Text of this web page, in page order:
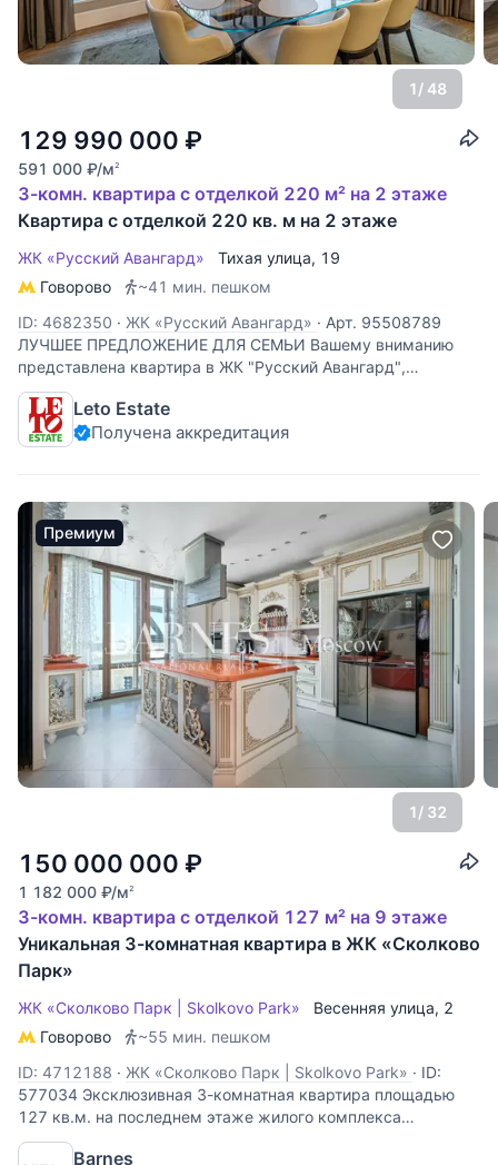
1/ 48
129 990 000 ₽
591 000 ₽/м2
3-комн. квартира с отделкой 220 м² на 2 этаже
Квартира с отделкой 220 кв. м на 2 этаже
ЖК «Русский Авангард» Тихая улица, 19
Говорово
~41 мин. пешком
ID: 4682350 · ЖК «Русский Авангард» · Арт. 95508789
ЛУЧШЕЕ ПРЕДЛОЖЕНИЕ ДЛЯ СЕМЬИ Вашему вниманию
представлена квартира в ЖК "Русский Авангард",
расположенная в 3 км от МКАД, расположен между
Минским и Боровским шоссе. Квартира выполнена в
светлых тонах, что добавляет больше простора
Leto Estate
Получена аккредитация
Премиум
1/ 32
150 000 000 ₽
1 182 000 ₽/м2
3-комн. квартира с отделкой 127 м² на 9 этаже
Уникальная 3-комнатная квартира в ЖК «Сколково
Парк»
ЖК «Сколково Парк | Skolkovo Park» Весенняя улица, 2
Говорово
~55 мин. пешком
ID: 4712188 · ЖК «Сколково Парк | Skolkovo Park» · ID:
577034 Эксклюзивная 3-комнатная квартира площадью
127 кв.м. на последнем этаже жилого комплекса
«Сколково Парк». В квартире выполнена качественная
отделка в классическом стиле с использованием дорогих
Barnes